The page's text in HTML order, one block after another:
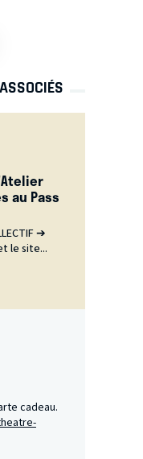
au Pass
➔
le site...
cadeau.